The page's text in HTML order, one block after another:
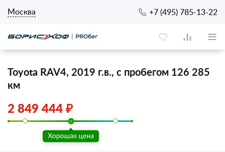
Москва +7 (495) 785-13-22
Toyota RAV4, 2019 г.в., с пробегом 126 285
км
2 849 444 ₽